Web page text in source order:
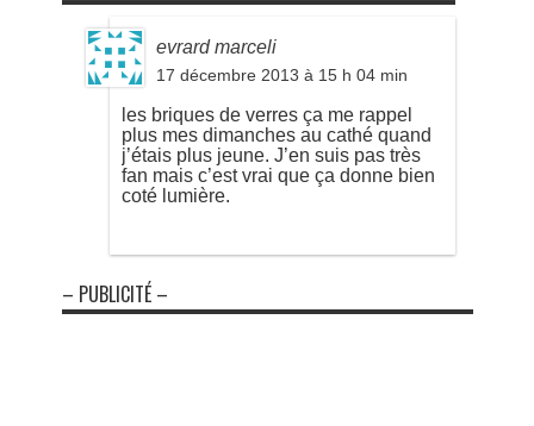
evrard marceli
17 décembre 2013 à 15 h 04 min
les briques de verres ça me rappel
plus mes dimanches au cathé quand
j’étais plus jeune. J’en suis pas très
fan mais c’est vrai que ça donne bien
coté lumière.
– PUBLICITÉ –